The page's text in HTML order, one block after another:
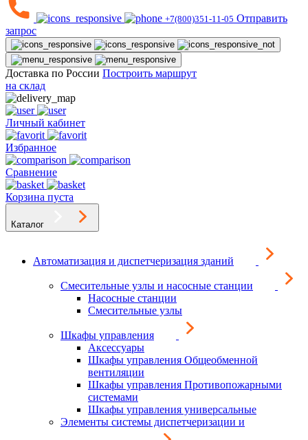
+7(800)351-11-05 Отправить
запрос
Доставка по России Построить маршрут
на склад
Личный кабинет
Избранное
Сравнение
Корзина пуста
Каталог
Автоматизация и диспетчеризация зданий
Смесительные узлы и насосные станции
Насосные станции
Смесительные узлы
Шкафы управления
Аксессуары
Шкафы управления Общеобменной
вентиляции
Шкафы управления Противопожарными
системами
Шкафы управления универсальные
Элементы системы диспетчеризации и